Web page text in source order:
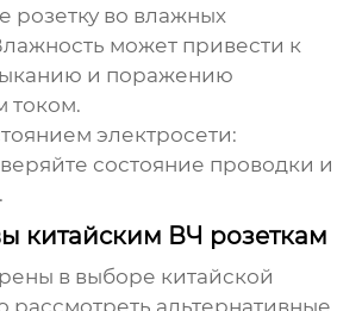
розетку во влажных
может привести к
и поражению
током.
электросети:
состояние проводки и
китайским ВЧ розеткам
в выборе китайской